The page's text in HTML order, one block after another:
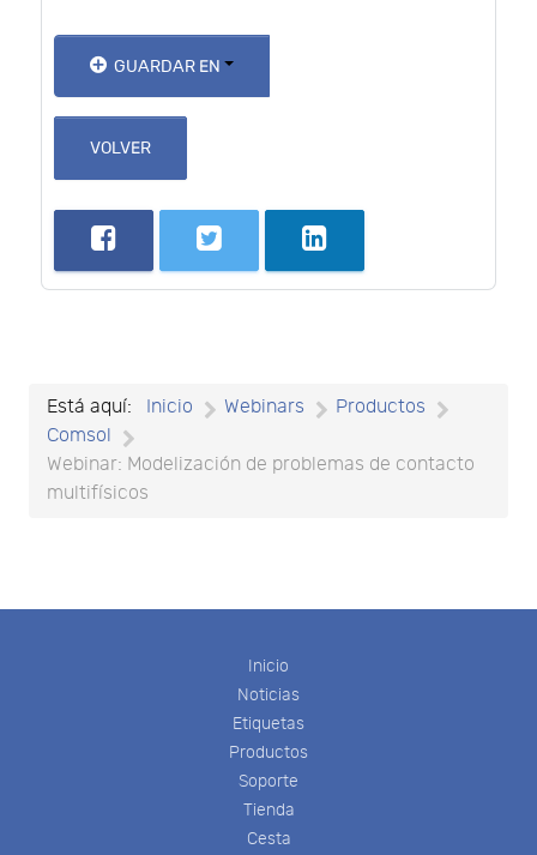
GUARDAR EN
VOLVER
Está aquí: Inicio Webinars
Productos
Comsol
Webinar: Modelización de problemas de contacto
multifísicos
Inicio
Noticias
Etiquetas
Productos
Soporte
Tienda
Cesta